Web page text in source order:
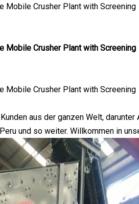
aus der ganzen Welt,
und so weiter. Willkommen in